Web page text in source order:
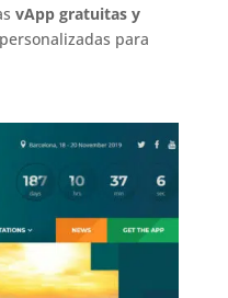
vApp gratuitas y
para